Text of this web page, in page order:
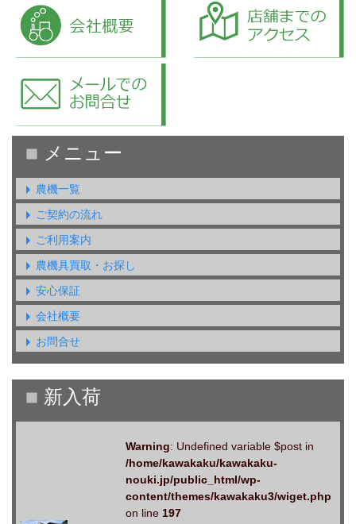
農機一覧
ご契約の流れ
ご利用案内
農機具買取・お探し
安心保証
会社概要
お問合せ
Warning: Undefined variable $post in
/home/kawakaku/kawakaku-
nouki.jp/public_html/wp-
content/themes/kawakaku3/wiget.php
on line 197